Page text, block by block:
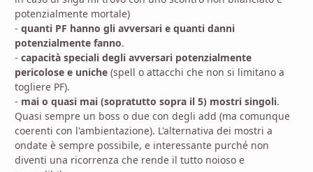
potenzialmente mortale)
- quanti PF hanno gli avversari e quanti danni
potenzialmente fanno.
- capacità speciali degli avversari potenzialmente
pericolose e uniche (spell o attacchi che non si limitano a
togliere PF).
- mai o quasi mai (sopratutto sopra il 5) mostri singoli.
Quasi sempre un boss o due con degli add (ma comunque
coerenti con l'ambientazione). L'alternativa dei mostri a
ondate è sempre possibile, e interessante purché non
diventi una ricorrenza che rende il tutto noioso e